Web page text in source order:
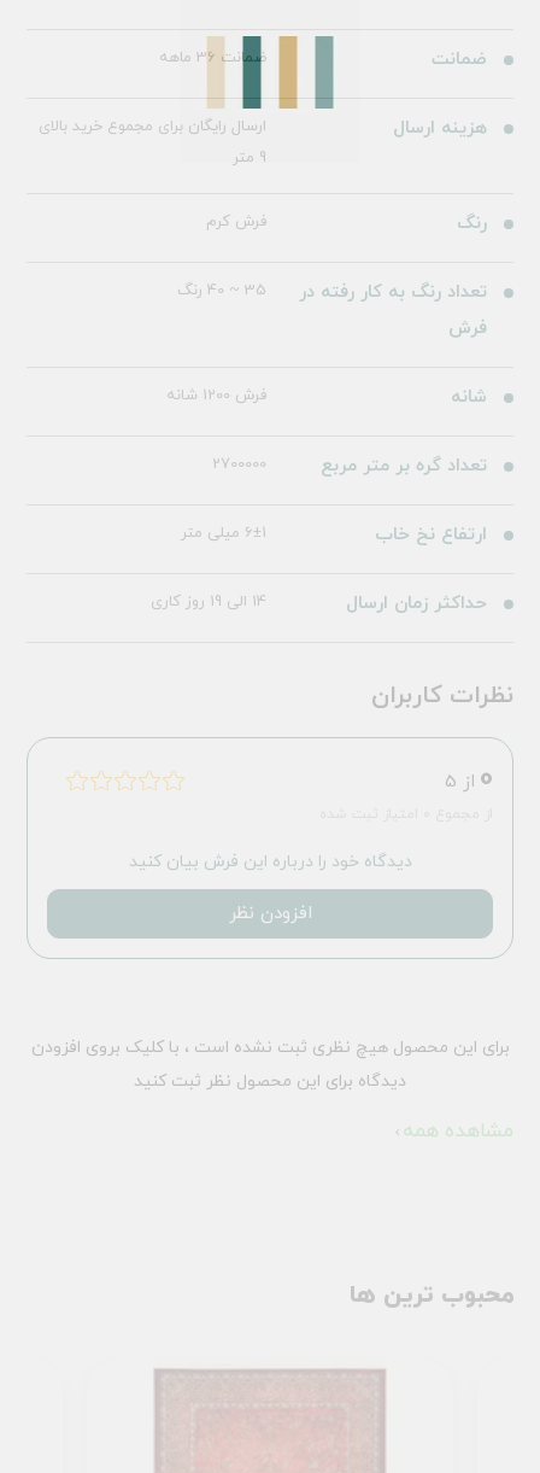
ضمانت ضمانت 36 ماهه
هزینه ارسال
ارسال رایگان برای مجموع خرید بالای
9 متر
رنگ فرش کرم
تعداد رنگ به کار رفته در
فرش
35 ~ 40 رنگ
شانه فرش 1200 شانه
تعداد گره بر متر مربع 2700000
ارتفاع نخ خاب 6±1 میلی متر
حداکثر زمان ارسال 14 الی 19 روز کاری
نظرات کاربران
0 از 5
دیدگاه خود را درباره این فرش بیان کنید
افزودن نظر
برای این محصول هیچ نظری ثبت نشده است ، با کلیک بروی افزودن
دیدگاه برای این محصول نظر ثبت کنید
مشاهده همه
محبوب ترین ها